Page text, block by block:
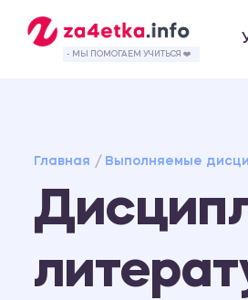
- МЫ ПОМОГАЕМ УЧИТЬСЯ ❤️
Главная Выполняемые